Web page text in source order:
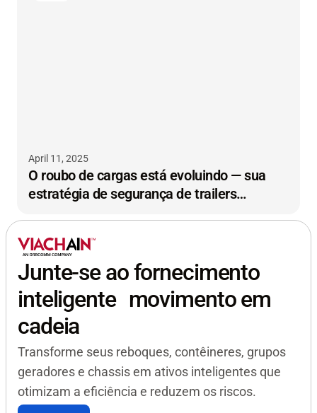
April 11, 2025
O roubo de cargas está evoluindo — sua
estratégia de segurança de trailers
Junte-se ao fornecimento
inteligente movimento em
cadeia
Transforme seus reboques, contêineres, grupos
geradores e chassis em ativos inteligentes que
otimizam a eficiência e reduzem os riscos.